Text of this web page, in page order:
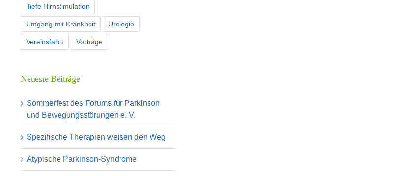
Tiefe Hirnstimulation
Umgang mit Krankheit Urologie
Vereinsfahrt Vorträge
Neueste Beiträge
Sommerfest des Forums für Parkinson
und Bewegungsstörungen e. V.
Spezifische Therapien weisen den Weg
Atypische Parkinson-Syndrome